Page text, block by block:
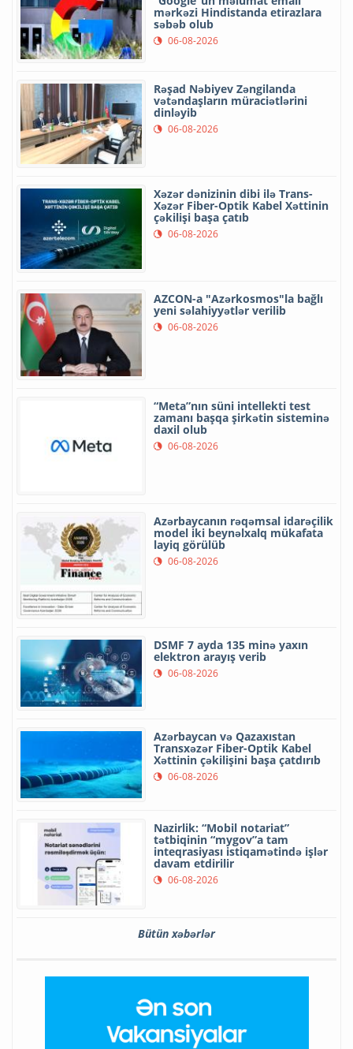
mərkəzi Hindistanda etirazlara
səbəb olub
06-08-2026
Rəşad Nəbiyev Zəngilanda
vətəndaşların müraciətlərini
dinləyib
06-08-2026
Xəzər dənizinin dibi ilə Trans-
Xəzər Fiber-Optik Kabel Xəttinin
çəkilişi başa çatıb
06-08-2026
AZCON-a "Azərkosmos"la bağlı
yeni səlahiyyətlər verilib
06-08-2026
“Meta”nın süni intellekti test
zamanı başqa şirkətin sisteminə
daxil olub
06-08-2026
Azərbaycanın rəqəmsal idarəçilik
model iki beynəlxalq mükafata
layiq görülüb
06-08-2026
DSMF 7 ayda 135 minə yaxın
elektron arayış verib
06-08-2026
Azərbaycan və Qazaxıstan
Transxəzər Fiber-Optik Kabel
Xəttinin çəkilişini başa çatdırıb
06-08-2026
Nazirlik: “Mobil notariat”
tətbiqinin “mygov”a tam
inteqrasiyası istiqamətində işlər
davam etdirilir
06-08-2026
Bütün xəbərlər